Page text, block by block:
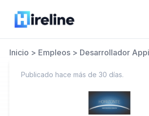
Inicio > Empleos> Desarrollador
Publicado hace más de 30 días.